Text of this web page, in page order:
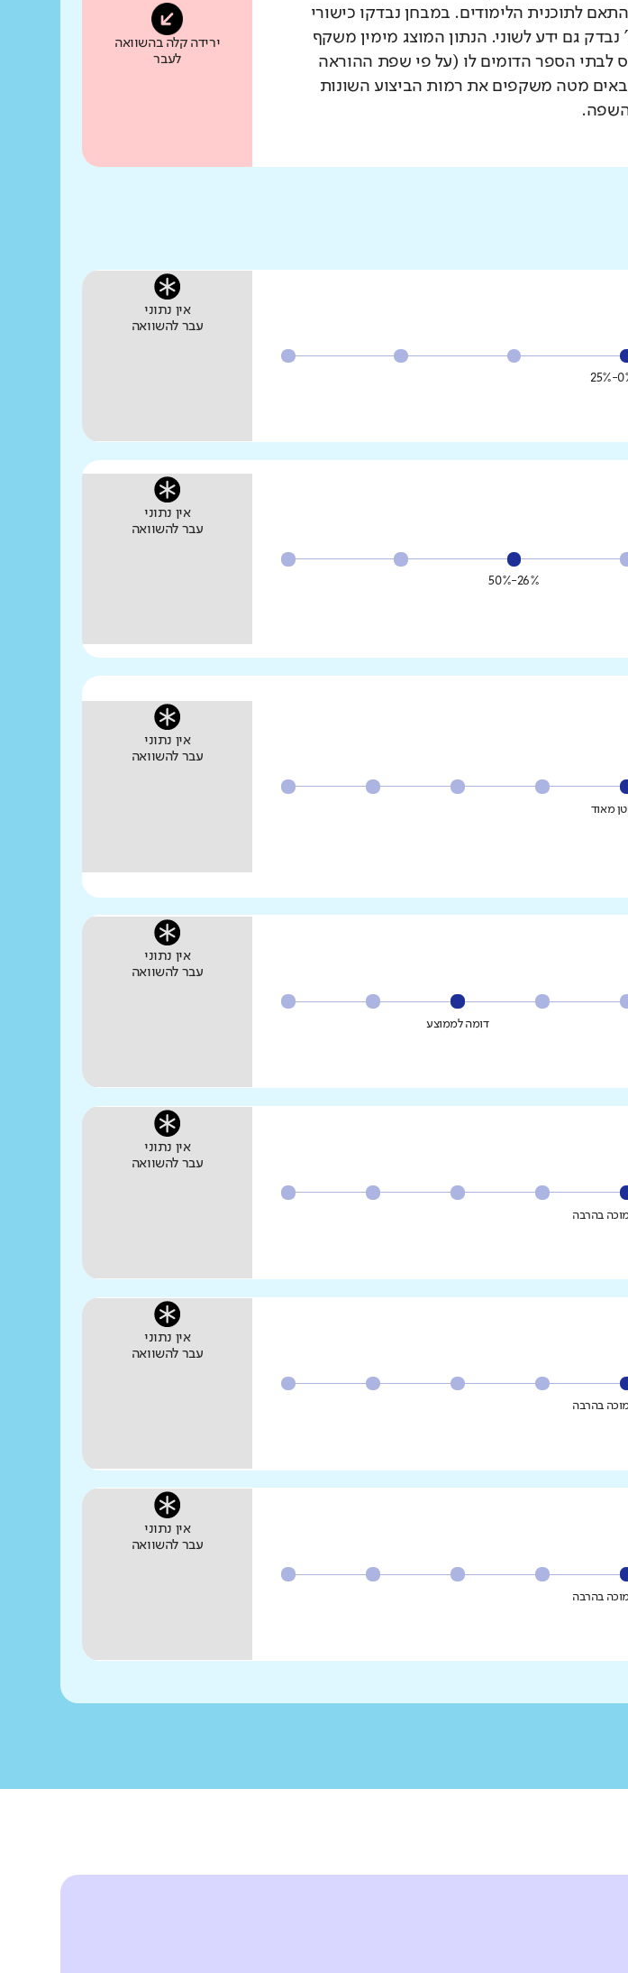
לתוכנית הלימודים. במבחן נבדקו כישורי
גם ידע לשוני. הנתון המוצג מימין משקף
לבתי הספר הדומים לו (על פי שפת ההוראה
מטה משקפים את רמות הביצוע השונות
השפה.
ירידה קלה בהשוואה
לעבר
0%-
אין נתוני
עבר להשוואה
26%-50%
אין נתוני
עבר להשוואה
מאוד
אין נתוני
עבר להשוואה
דומה לממוצע
אין נתוני
עבר להשוואה
בהרבה
אין נתוני
עבר להשוואה
בהרבה
אין נתוני
עבר להשוואה
בהרבה
אין נתוני
עבר להשוואה